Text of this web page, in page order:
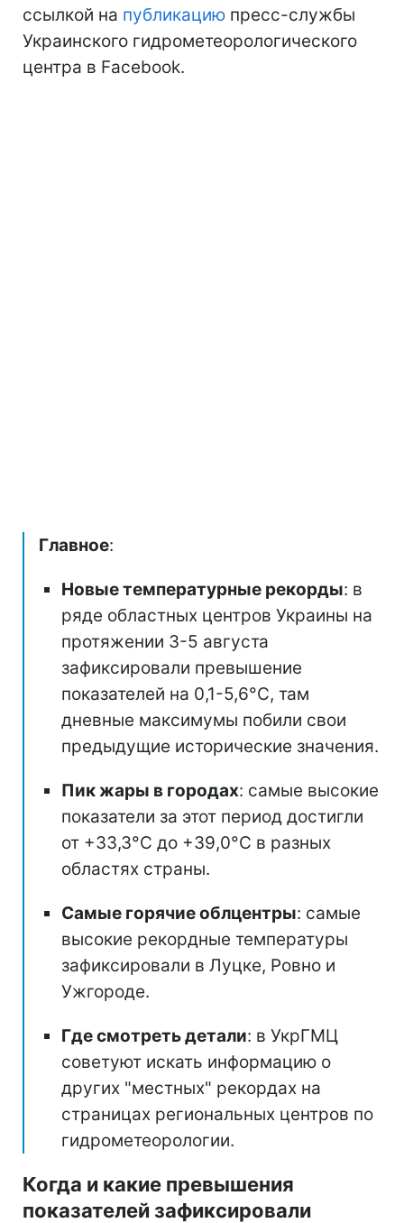
ссылкой на публикацию пресс-службы
Украинского гидрометеорологического
центра в Facebook.
Главное:
Новые температурные рекорды: в
ряде областных центров Украины на
протяжении 3-5 августа
зафиксировали превышение
показателей на 0,1-5,6°C, там
дневные максимумы побили свои
предыдущие исторические значения.
Пик жары в городах: самые высокие
показатели за этот период достигли
от +33,3°C до +39,0°C в разных
областях страны.
Самые горячие облцентры: самые
высокие рекордные температуры
зафиксировали в Луцке, Ровно и
Ужгороде.
Где смотреть детали: в УкрГМЦ
советуют искать информацию о
других "местных" рекордах на
страницах региональных центров по
гидрометеорологии.
Когда и какие превышения
показателей зафиксировали